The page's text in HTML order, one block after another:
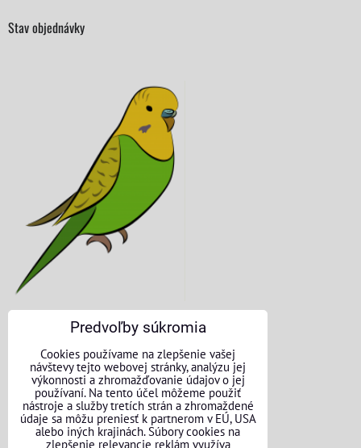
Stav objednávky
KONTAKTNÉ ÚDAJE
O nás
Kontakt
Požičovňa náradia
Predvoľby súkromia
Cookies používame na zlepšenie vašej
návštevy tejto webovej stránky, analýzu jej
výkonnosti a zhromažďovanie údajov o jej
používaní. Na tento účel môžeme použiť
nástroje a služby tretích strán a zhromaždené
údaje sa môžu preniesť k partnerom v EÚ, USA
alebo iných krajinách. Súbory cookies na
zlepšenie relevancie reklám využíva